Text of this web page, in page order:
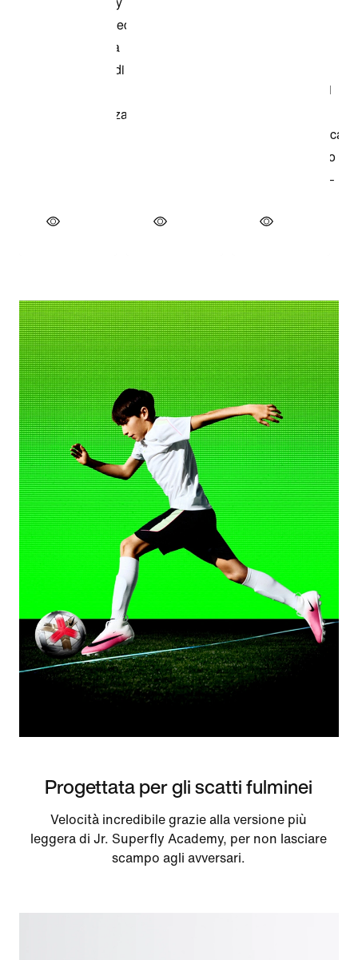
Progettata per gli scatti fulminei
Velocità incredibile grazie alla versione più
leggera di Jr. Superfly Academy, per non lasciare
scampo agli avversari.